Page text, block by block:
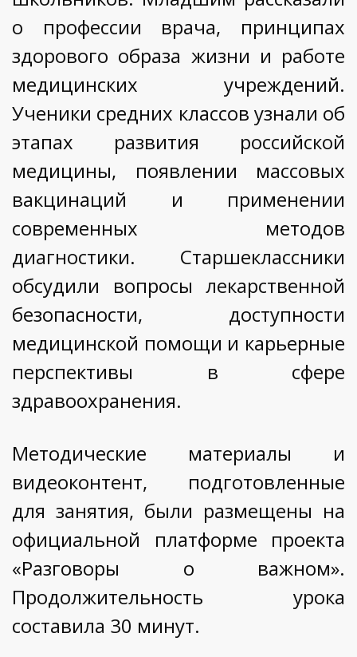
о профессии врача, принципах
здорового образа жизни и работе
медицинских учреждений.
Ученики средних классов узнали об
этапах развития российской
медицины, появлении массовых
вакцинаций и применении
современных методов
диагностики. Старшеклассники
обсудили вопросы лекарственной
безопасности, доступности
медицинской помощи и карьерные
перспективы в сфере
здравоохранения.
Методические материалы и
видеоконтент, подготовленные
для занятия, были размещены на
официальной платформе проекта
«Разговоры о важном».
Продолжительность урока
составила 30 минут.